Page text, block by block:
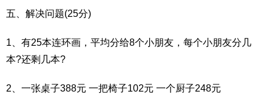
五、解决问题(25分)
1、有25本连环画，平均分给8个小朋友，每个小朋友分几
本?还剩几本?
2、一张桌子388元 一把椅子102元 一个厨子248元